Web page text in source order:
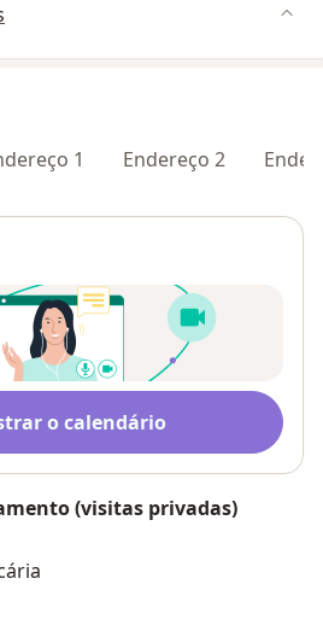
1 Endereço 2
o calendário
(visitas privadas)